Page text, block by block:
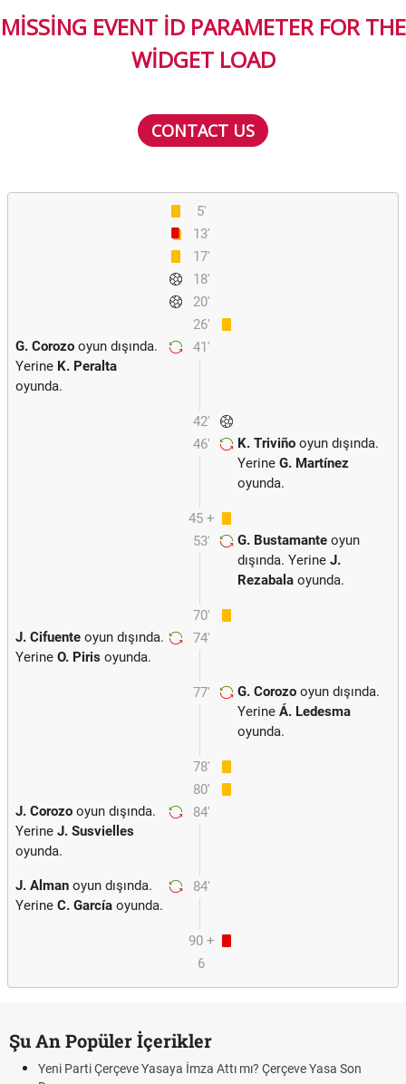
MISSING EVENT ID PARAMETER FOR THE
WIDGET LOAD
CONTACT US
5'
13'
17'
18'
20'
26'
41'
G. Corozo oyun dışında.
Yerine K. Peralta
oyunda.
42'
46'
K. Triviño oyun dışında.
Yerine G. Martínez
oyunda.
45 +
2
53' G. Bustamante oyun
dışında. Yerine J.
Rezabala oyunda.
70'
74'
J. Cifuente oyun dışında.
Yerine O. Piris oyunda.
77' G. Corozo oyun dışında.
Yerine Á. Ledesma
oyunda.
78'
80'
84'
J. Corozo oyun dışında.
Yerine J. Susvielles
oyunda.
84'
J. Alman oyun dışında.
Yerine C. García oyunda.
90 +
6
Şu An Popüler İçerikler
Yeni Parti Çerçeve Yasaya İmza Attı mı? Çerçeve Yasa Son